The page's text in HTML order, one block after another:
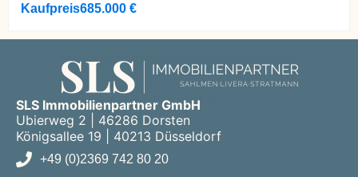
Kaufpreis685.000 €
SLS Immobilienpartner GmbH
Ubierweg 2 | 46286 Dorsten
Königsallee 19 | 40213 Düsseldorf
+49 (0)2369 742 80 20